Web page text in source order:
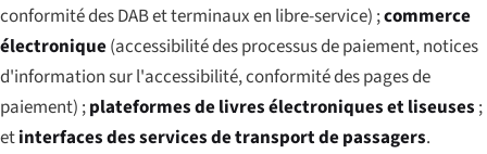
conformité des DAB et terminaux en libre-service) ;commerce
électronique(accessibilité des processus de paiement, notices
d'information sur l'accessibilité, conformité des pages de
paiement) ;plateformes de livres électroniques et liseuses ;
etinterfaces des services de transport de passagers.